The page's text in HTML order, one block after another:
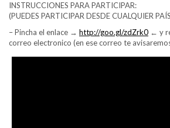
INSTRUCCIONES PARA PARTICIPAR:
(PUEDES PARTICIPAR DESDE CUALQUIER
– Pincha el enlace → http://goo.gl/zdZrk0 ← y
correo electronico (en ese correo te